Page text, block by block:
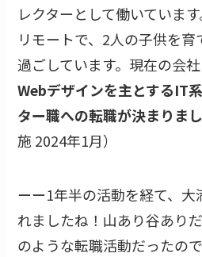
レクターとして働いていま
リモートで、2人の子供を育
過ごしています。現在の会社
Webデザインを主とするIT
ター職への転職が決まりま
施 2024年1月）
ーー1年半の活動を経て、大
れましたね！山あり谷あり
のような転職活動だったの